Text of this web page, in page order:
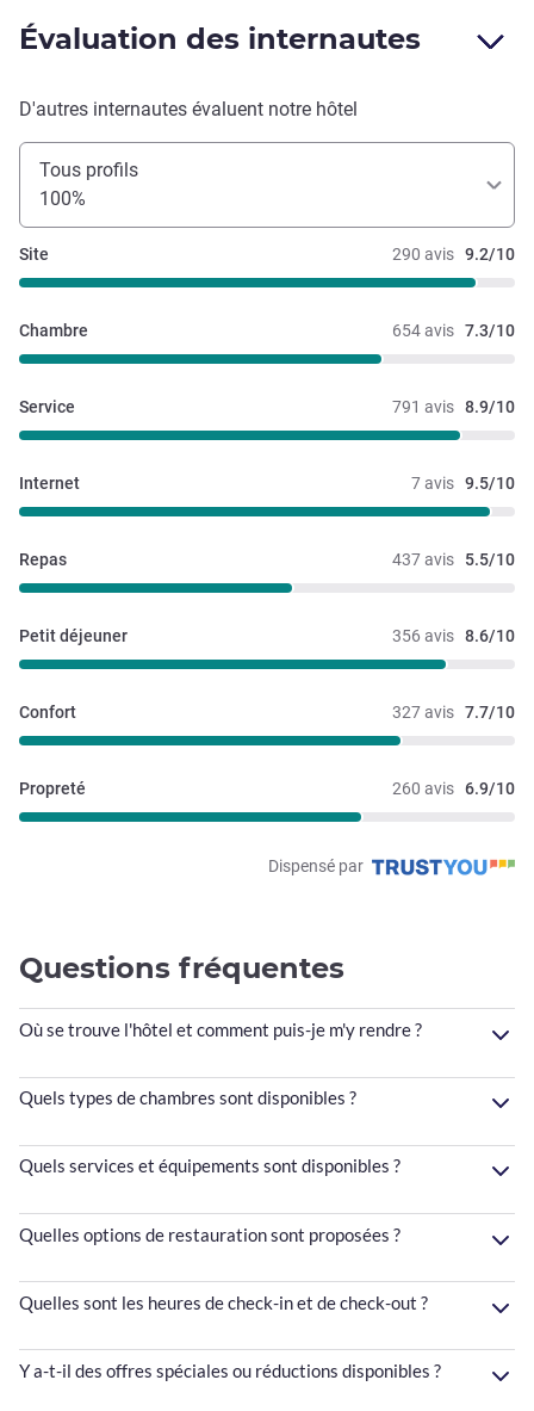
Évaluation des internautes
D'autres internautes évaluent notre hôtel
Tous profils
100%
290 avis 9.2/10
Site
654 avis 7.3/10
Chambre
791 avis 8.9/10
Service
7 avis 9.5/10
Internet
437 avis 5.5/10
Repas
356 avis 8.6/10
Petit déjeuner
327 avis 7.7/10
Confort
260 avis 6.9/10
Propreté
Dispensé par
Questions fréquentes
Où se trouve l'hôtel et comment puis-je m'y rendre ?
Quels types de chambres sont disponibles ?
Quels services et équipements sont disponibles ?
Quelles options de restauration sont proposées ?
Quelles sont les heures de check-in et de check-out ?
Y a-t-il des offres spéciales ou réductions disponibles ?